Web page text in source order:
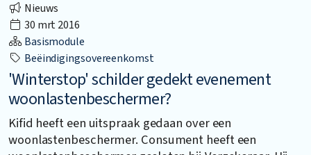
Nieuws
30 mrt 2016
Basismodule
Beëindigingsovereenkomst
'Winterstop' schilder gedekt evenement
woonlastenbeschermer?
Kifid heeft een uitspraak gedaan over een
woonlastenbeschermer. Consument heeft een